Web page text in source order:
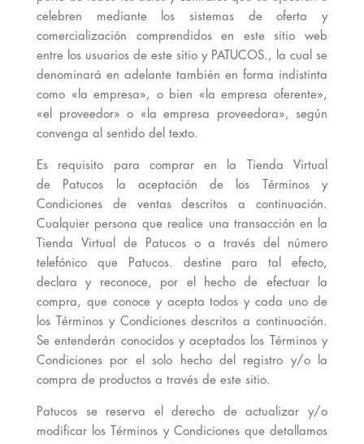
celebren mediante los sistemas de oferta y
comercialización comprendidos en este sitio web
entre los usuarios de este sitio y PATUCOS., la cual se
denominará en adelante también en forma indistinta
como «la empresa», o bien «la empresa oferente»,
«el proveedor» o «la empresa proveedora», según
convenga al sentido del texto.
Es requisito para comprar en la Tienda Virtual
de Patucos la aceptación de los Términos y
Condiciones de ventas descritos a continuación.
Cualquier persona que realice una transacción en la
Tienda Virtual de Patucos o a través del número
telefónico que Patucos. destine para tal efecto,
declara y reconoce, por el hecho de efectuar la
compra, que conoce y acepta todos y cada uno de
los Términos y Condiciones descritos a continuación.
Se entenderán conocidos y aceptados los Términos y
Condiciones por el solo hecho del registro y/o la
compra de productos a través de este sitio.
Patucos se reserva el derecho de actualizar y/o
modificar los Términos y Condiciones que detallamos